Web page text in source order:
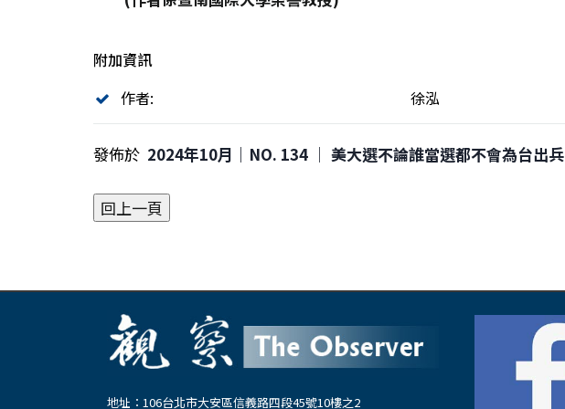
附加資訊
作者:
徐泓
發佈於 2024年10月｜NO. 134 │ 美大選不論誰當選都不會為台出兵
地址：106台北市大安區信義路四段45號10樓之2